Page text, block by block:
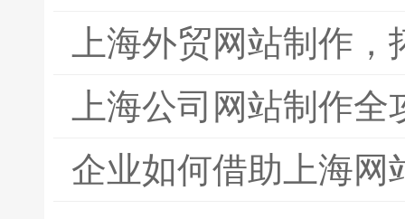
上海外贸网站制作
上海公司网站制作
企业如何借助上海网